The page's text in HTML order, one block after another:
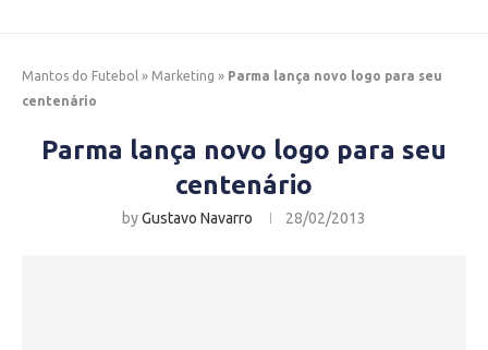
Mantos do Futebol » Marketing » Parma lança novo logo para seu
centenário
Parma lança novo logo para seu
centenário
byGustavo Navarro 28/02/2013